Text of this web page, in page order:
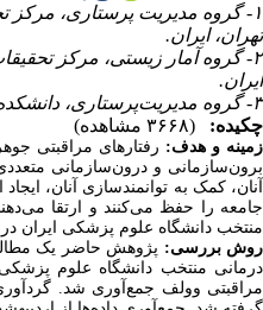
۱- گروه مدیریت پرستاری، مرکز
تهران، ایران.
۲- گروه آمار زیستی، مرکز
ایران.
۳- گروه مدیریت‌پرستاری، دانشکده پرستاری و مامایی، دانشگاه علوم پزشکی و خدمات درمانی ایران، تهران، ایران. ،
چکیده:
(۳۶۶۸ مشاهده)
زمینه و هدف: رفتارهای مراقبتی
برون‌سازمانی و درون‌سازمانی
آنان، کمک به توانمند‌سازی آنان،
جامعه را حفظ می‌کنند و ارتقا
منتخب دانشگاه علوم پزشکی ایران در سال 1399 و از دید پرستاران شاغل در این
روش بررسی:
درمانی منتخب دانشگاه علوم